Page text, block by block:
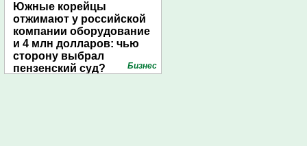
Южные корейцы
отжимают у российской
компании оборудование
и 4 млн долларов: чью
сторону выбрал
пензенский суд?
Бизнес